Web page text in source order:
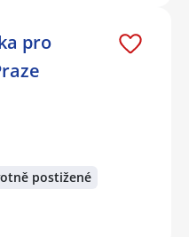
pro
postižené